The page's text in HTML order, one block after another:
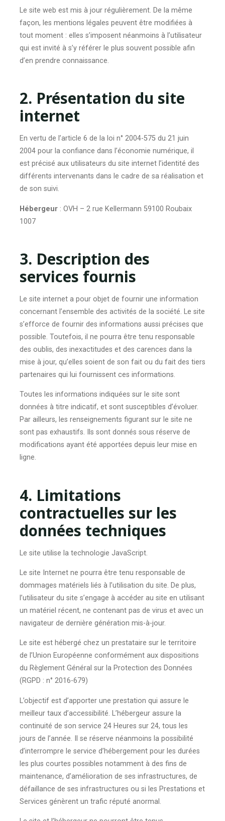
Le site web est mis à jour régulièrement. De la même
façon, les mentions légales peuvent être modifiées à
tout moment : elles s’imposent néanmoins à l’utilisateur
qui est invité à s’y référer le plus souvent possible afin
d’en prendre connaissance.
2. Présentation du site
internet
En vertu de l’article 6 de la loi n° 2004-575 du 21 juin
2004 pour la confiance dans l’économie numérique, il
est précisé aux utilisateurs du site internet l’identité des
différents intervenants dans le cadre de sa réalisation et
de son suivi.
Hébergeur: OVH – 2 rue Kellermann 59100 Roubaix
1007
3. Description des
services fournis
Le site internet a pour objet de fournir une information
concernant l’ensemble des activités de la société. Le site
s’efforce de fournir des informations aussi précises que
possible. Toutefois, il ne pourra être tenu responsable
des oublis, des inexactitudes et des carences dans la
mise à jour, qu’elles soient de son fait ou du fait des tiers
partenaires qui lui fournissent ces informations.
Toutes les informations indiquées sur le site sont
données à titre indicatif, et sont susceptibles d’évoluer.
Par ailleurs, les renseignements figurant sur le site ne
sont pas exhaustifs. Ils sont donnés sous réserve de
modifications ayant été apportées depuis leur mise en
ligne.
4. Limitations
contractuelles sur les
données techniques
Le site utilise la technologie JavaScript.
Le site Internet ne pourra être tenu responsable de
dommages matériels liés à l’utilisation du site. De plus,
l’utilisateur du site s’engage à accéder au site en utilisant
un matériel récent, ne contenant pas de virus et avec un
navigateur de dernière génération mis-à-jour.
Le site est hébergé chez un prestataire sur le territoire
de l’Union Européenne conformément aux dispositions
du Règlement Général sur la Protection des Données
(RGPD : n° 2016-679)
L’objectif est d’apporter une prestation qui assure le
meilleur taux d’accessibilité. L’hébergeur assure la
continuité de son service 24 Heures sur 24, tous les
jours de l’année. Il se réserve néanmoins la possibilité
d’interrompre le service d’hébergement pour les durées
les plus courtes possibles notamment à des fins de
maintenance, d’amélioration de ses infrastructures, de
défaillance de ses infrastructures ou si les Prestations et
Services génèrent un trafic réputé anormal.